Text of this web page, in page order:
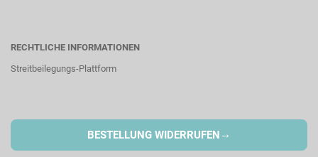
RECHTLICHE INFORMATIONEN
Streitbeilegungs-Plattform
BESTELLUNG WIDERRUFEN →